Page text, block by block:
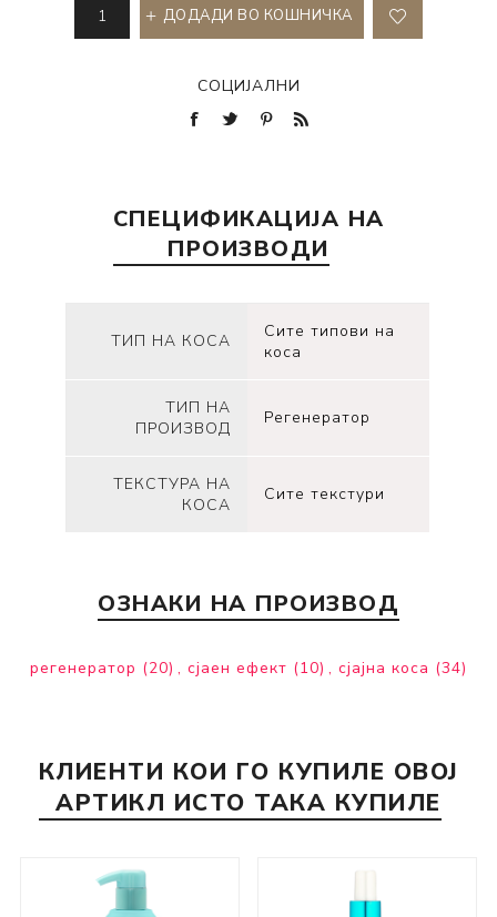
ДОДАДИ ВО КОШНИЧКА
СОЦИЈАЛНИ
СПЕЦИФИКАЦИЈА НА
ПРОИЗВОДИ
ТИП НА КОСА
Сите типови на
коса
ТИП НА
ПРОИЗВОД
Регенератор
ТЕКСТУРА НА
КОСА
Сите текстури
ОЗНАКИ НА ПРОИЗВОД
регенератор (20) , сјаен ефект (10) , сјајна коса (34)
КЛИЕНТИ КОИ ГО КУПИЛЕ ОВОЈ
АРТИКЛ ИСТО ТАКА КУПИЛЕ